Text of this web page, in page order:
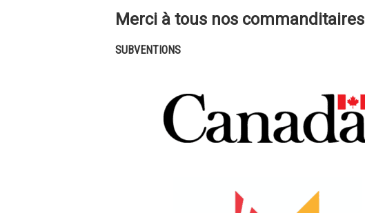
Merci à tous nos commanditaires
SUBVENTIONS